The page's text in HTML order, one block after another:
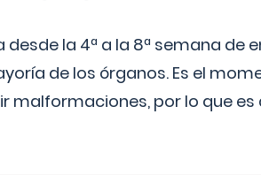
desde la 4ª a la 8ª semana de
de los órganos. Es el
malformaciones, por lo que